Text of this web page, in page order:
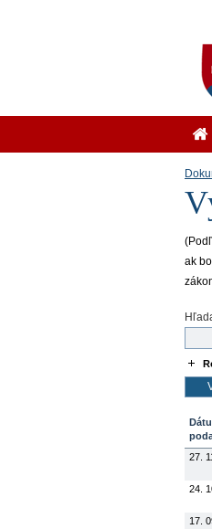
ak
27.
24.
17.